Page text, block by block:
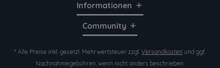
Informationen
Community
* Alle Preise inkl. gesetzl. Mehrwertsteuer zzgl. Versandkosten und ggf.
Nachnahmegebühren, wenn nicht anders beschrieben.